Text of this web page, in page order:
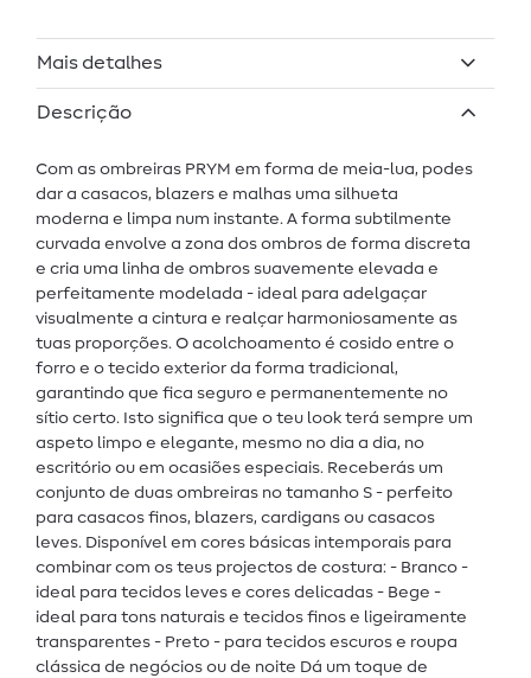
Mais detalhes
Descrição
Com as ombreiras PRYM em forma de meia-lua, podes
dar a casacos, blazers e malhas uma silhueta
moderna e limpa num instante. A forma subtilmente
curvada envolve a zona dos ombros de forma discreta
e cria uma linha de ombros suavemente elevada e
perfeitamente modelada - ideal para adelgaçar
visualmente a cintura e realçar harmoniosamente as
tuas proporções. O acolchoamento é cosido entre o
forro e o tecido exterior da forma tradicional,
garantindo que fica seguro e permanentemente no
sítio certo. Isto significa que o teu look terá sempre um
aspeto limpo e elegante, mesmo no dia a dia, no
escritório ou em ocasiões especiais. Receberás um
conjunto de duas ombreiras no tamanho S - perfeito
para casacos finos, blazers, cardigans ou casacos
leves. Disponível em cores básicas intemporais para
combinar com os teus projectos de costura: - Branco -
ideal para tecidos leves e cores delicadas - Bege -
ideal para tons naturais e tecidos finos e ligeiramente
transparentes - Preto - para tecidos escuros e roupa
clássica de negócios ou de noite Dá um toque de